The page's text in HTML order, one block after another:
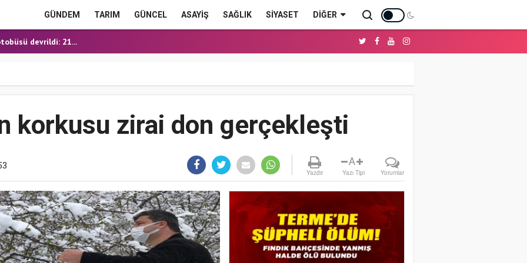
GÜNDEM TARIM GÜNCEL ASAYİŞ SAĞLIK SİYASET DIĞER
HEYECANI
İÇİN İLK KAZ...
devrildi: 21...
YOL YATIRIML...
HALDE ÖLÜ BULUN...
HEYECANI
İÇİN İLK KAZ...
korkusu zirai don gerçekleşti
Yazdır
A
Yazı Tipi Yorumlar